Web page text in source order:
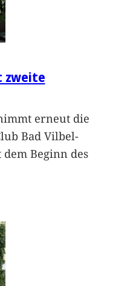
zweite
erneut die
Bad Vilbel-
Beginn des